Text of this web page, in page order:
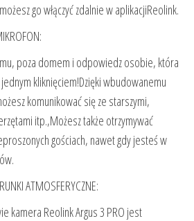
go włączyć zdalnie w aplikacjiReolink.
poza domem i odpowiedz osobie, która
kliknięciem!Dzięki wbudowanemu
komunikować się ze starszymi,
itp.,Możesz także otrzymywać
gościach, nawet gdy jesteś w
ATMOSFERYCZNE:
kamera Reolink Argus 3 PRO jest